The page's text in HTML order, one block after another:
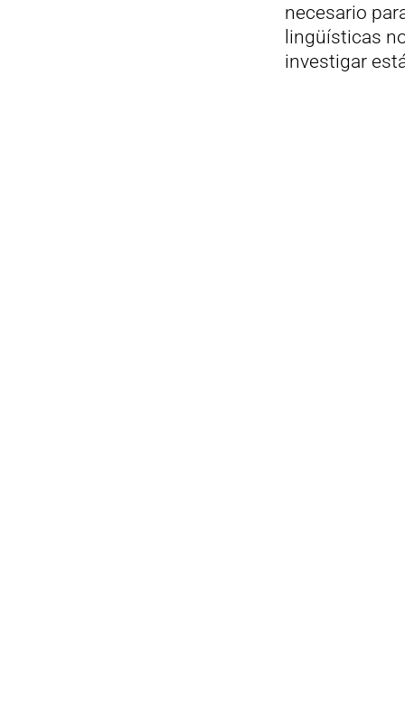
necesario
lingüísticas
investigar